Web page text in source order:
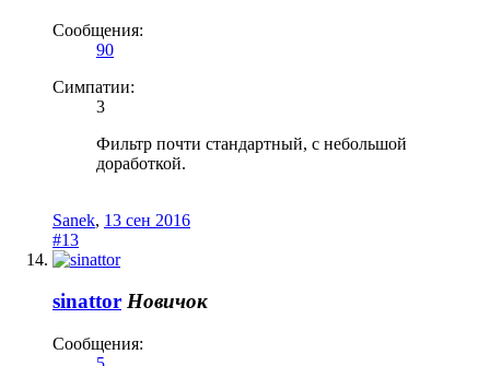
Сообщения:
90
Симпатии:
3
Фильтр почти стандартный, с небольшой
доработкой.
Sanek, 13 сен 2016
#13
sinattor Новичок
Сообщения: